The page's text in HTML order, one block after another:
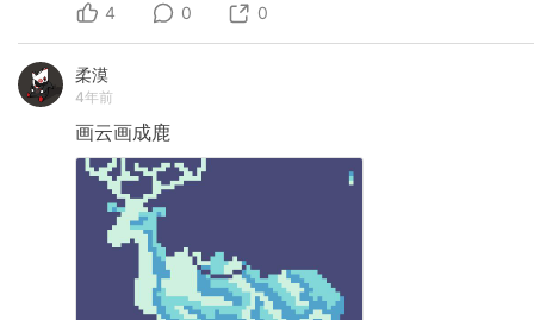
4 0 0
柔漠
4年前
画云画成鹿